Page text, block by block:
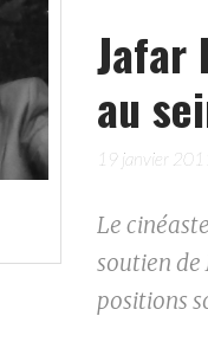
Jafar
au
19 janvier
Le
soutien
positions